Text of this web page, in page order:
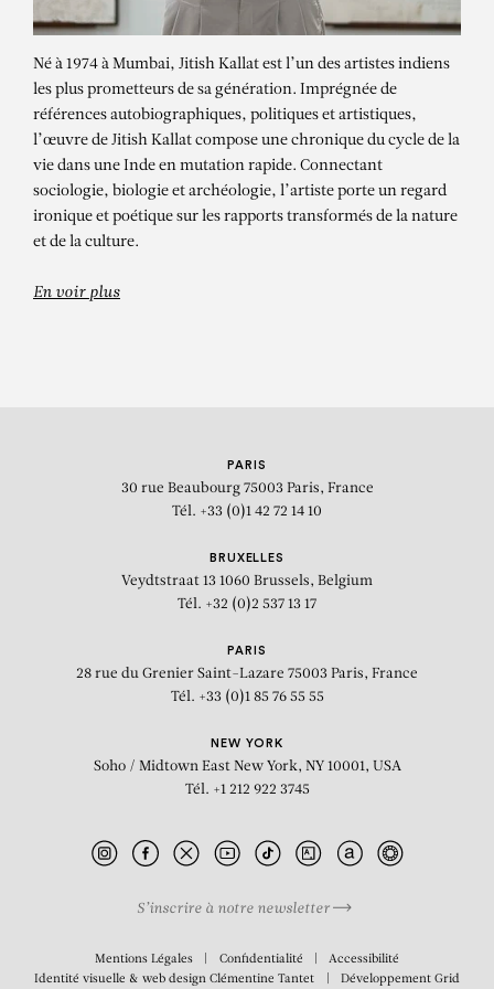
JITISH KALLAT
Né à 1974 à Mumbai, Jitish Kallat est l’un des artistes indiens
les plus prometteurs de sa génération. Imprégnée de
références autobiographiques, politiques et artistiques,
l’œuvre de Jitish Kallat compose une chronique du cycle de la
vie dans une Inde en mutation rapide. Connectant
sociologie, biologie et archéologie, l’artiste porte un regard
ironique et poétique sur les rapports transformés de la nature
et de la culture.
En voir plus
PARIS
30 rue Beaubourg 75003 Paris, France
Tél. +33 (0)1 42 72 14 10
BRUXELLES
Veydtstraat 13 1060 Brussels, Belgium
Tél. +32 (0)2 537 13 17
PARIS
28 rue du Grenier Saint-Lazare 75003 Paris, France
Tél. +33 (0)1 85 76 55 55
NEW YORK
Soho / Midtown East New York, NY 10001, USA
Tél. +1 212 922 3745
S’inscrire à notre newsletter
Mentions Légales Confidentialité
Accessibilité
Identité visuelle & web designClémentine Tantet Développement Grid